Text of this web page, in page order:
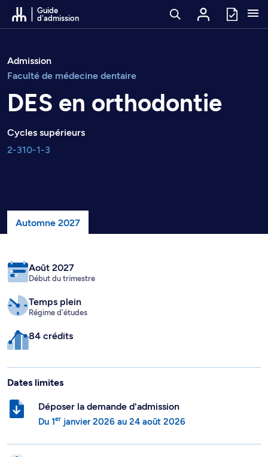
Passer au contenu
Guide
d'admission
Admission
Faculté de médecine dentaire
DES en orthodontie
Cycles supérieurs
2-310-1-3
Automne 2027
Août 2027
Début du trimestre
Temps plein
Régime d'études
84 crédits
Dates limites
Déposer la demande d'admission
Du 1er janvier 2026 au 24 août 2026